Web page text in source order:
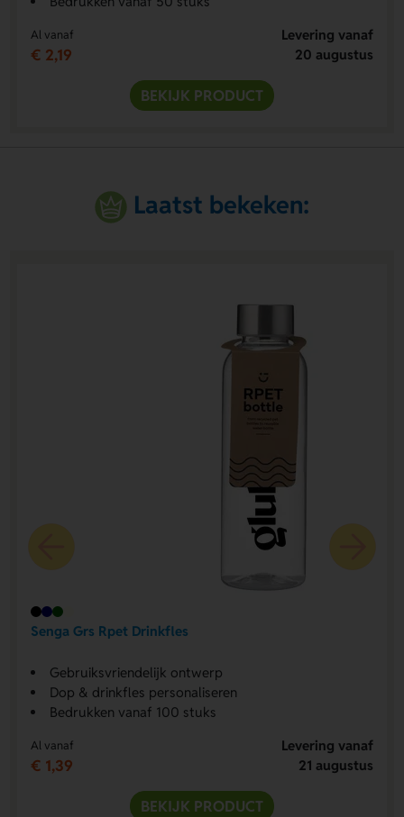
Al vanaf
€ 2,19
Levering vanaf
20 augustus
BEKIJK PRODUCT
Laatst bekeken:
Senga Grs Rpet Drinkfles
Gebruiksvriendelijk ontwerp
Dop & drinkfles personaliseren
Bedrukken vanaf 100 stuks
Al vanaf
€ 1,39
Levering vanaf
21 augustus
BEKIJK PRODUCT